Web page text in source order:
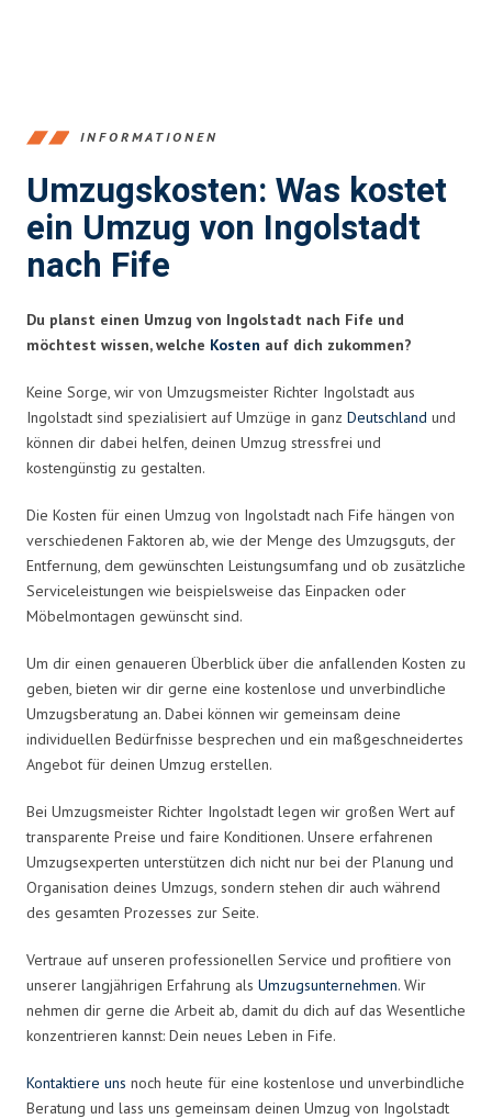
INFORMATIONEN
Umzugskosten: Was kostet
ein Umzug von Ingolstadt
nach Fife
Du planst einen Umzug von Ingolstadt nach Fife und
möchtest wissen, welche Kosten auf dich zukommen?
Keine Sorge, wir von Umzugsmeister Richter Ingolstadt aus
Ingolstadt sind spezialisiert auf Umzüge in ganz Deutschland und
können dir dabei helfen, deinen Umzug stressfrei und
kostengünstig zu gestalten.
Die Kosten für einen Umzug von Ingolstadt nach Fife hängen von
verschiedenen Faktoren ab, wie der Menge des Umzugsguts, der
Entfernung, dem gewünschten Leistungsumfang und ob zusätzliche
Serviceleistungen wie beispielsweise das Einpacken oder
Möbelmontagen gewünscht sind.
Um dir einen genaueren Überblick über die anfallenden Kosten zu
geben, bieten wir dir gerne eine kostenlose und unverbindliche
Umzugsberatung an. Dabei können wir gemeinsam deine
individuellen Bedürfnisse besprechen und ein maßgeschneidertes
Angebot für deinen Umzug erstellen.
Bei Umzugsmeister Richter Ingolstadt legen wir großen Wert auf
transparente Preise und faire Konditionen. Unsere erfahrenen
Umzugsexperten unterstützen dich nicht nur bei der Planung und
Organisation deines Umzugs, sondern stehen dir auch während
des gesamten Prozesses zur Seite.
Vertraue auf unseren professionellen Service und profitiere von
unserer langjährigen Erfahrung als Umzugsunternehmen. Wir
nehmen dir gerne die Arbeit ab, damit du dich auf das Wesentliche
konzentrieren kannst: Dein neues Leben in Fife.
Kontaktiere uns noch heute für eine kostenlose und unverbindliche
Beratung und lass uns gemeinsam deinen Umzug von Ingolstadt